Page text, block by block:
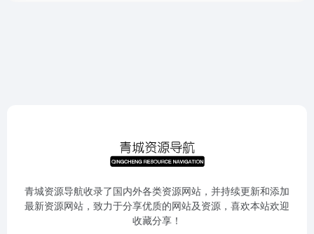
青城资源导航收录了国内外各类资源网站，并持续更新和添加
最新资源网站，致力于分享优质的网站及资源，喜欢本站欢迎
收藏分享！